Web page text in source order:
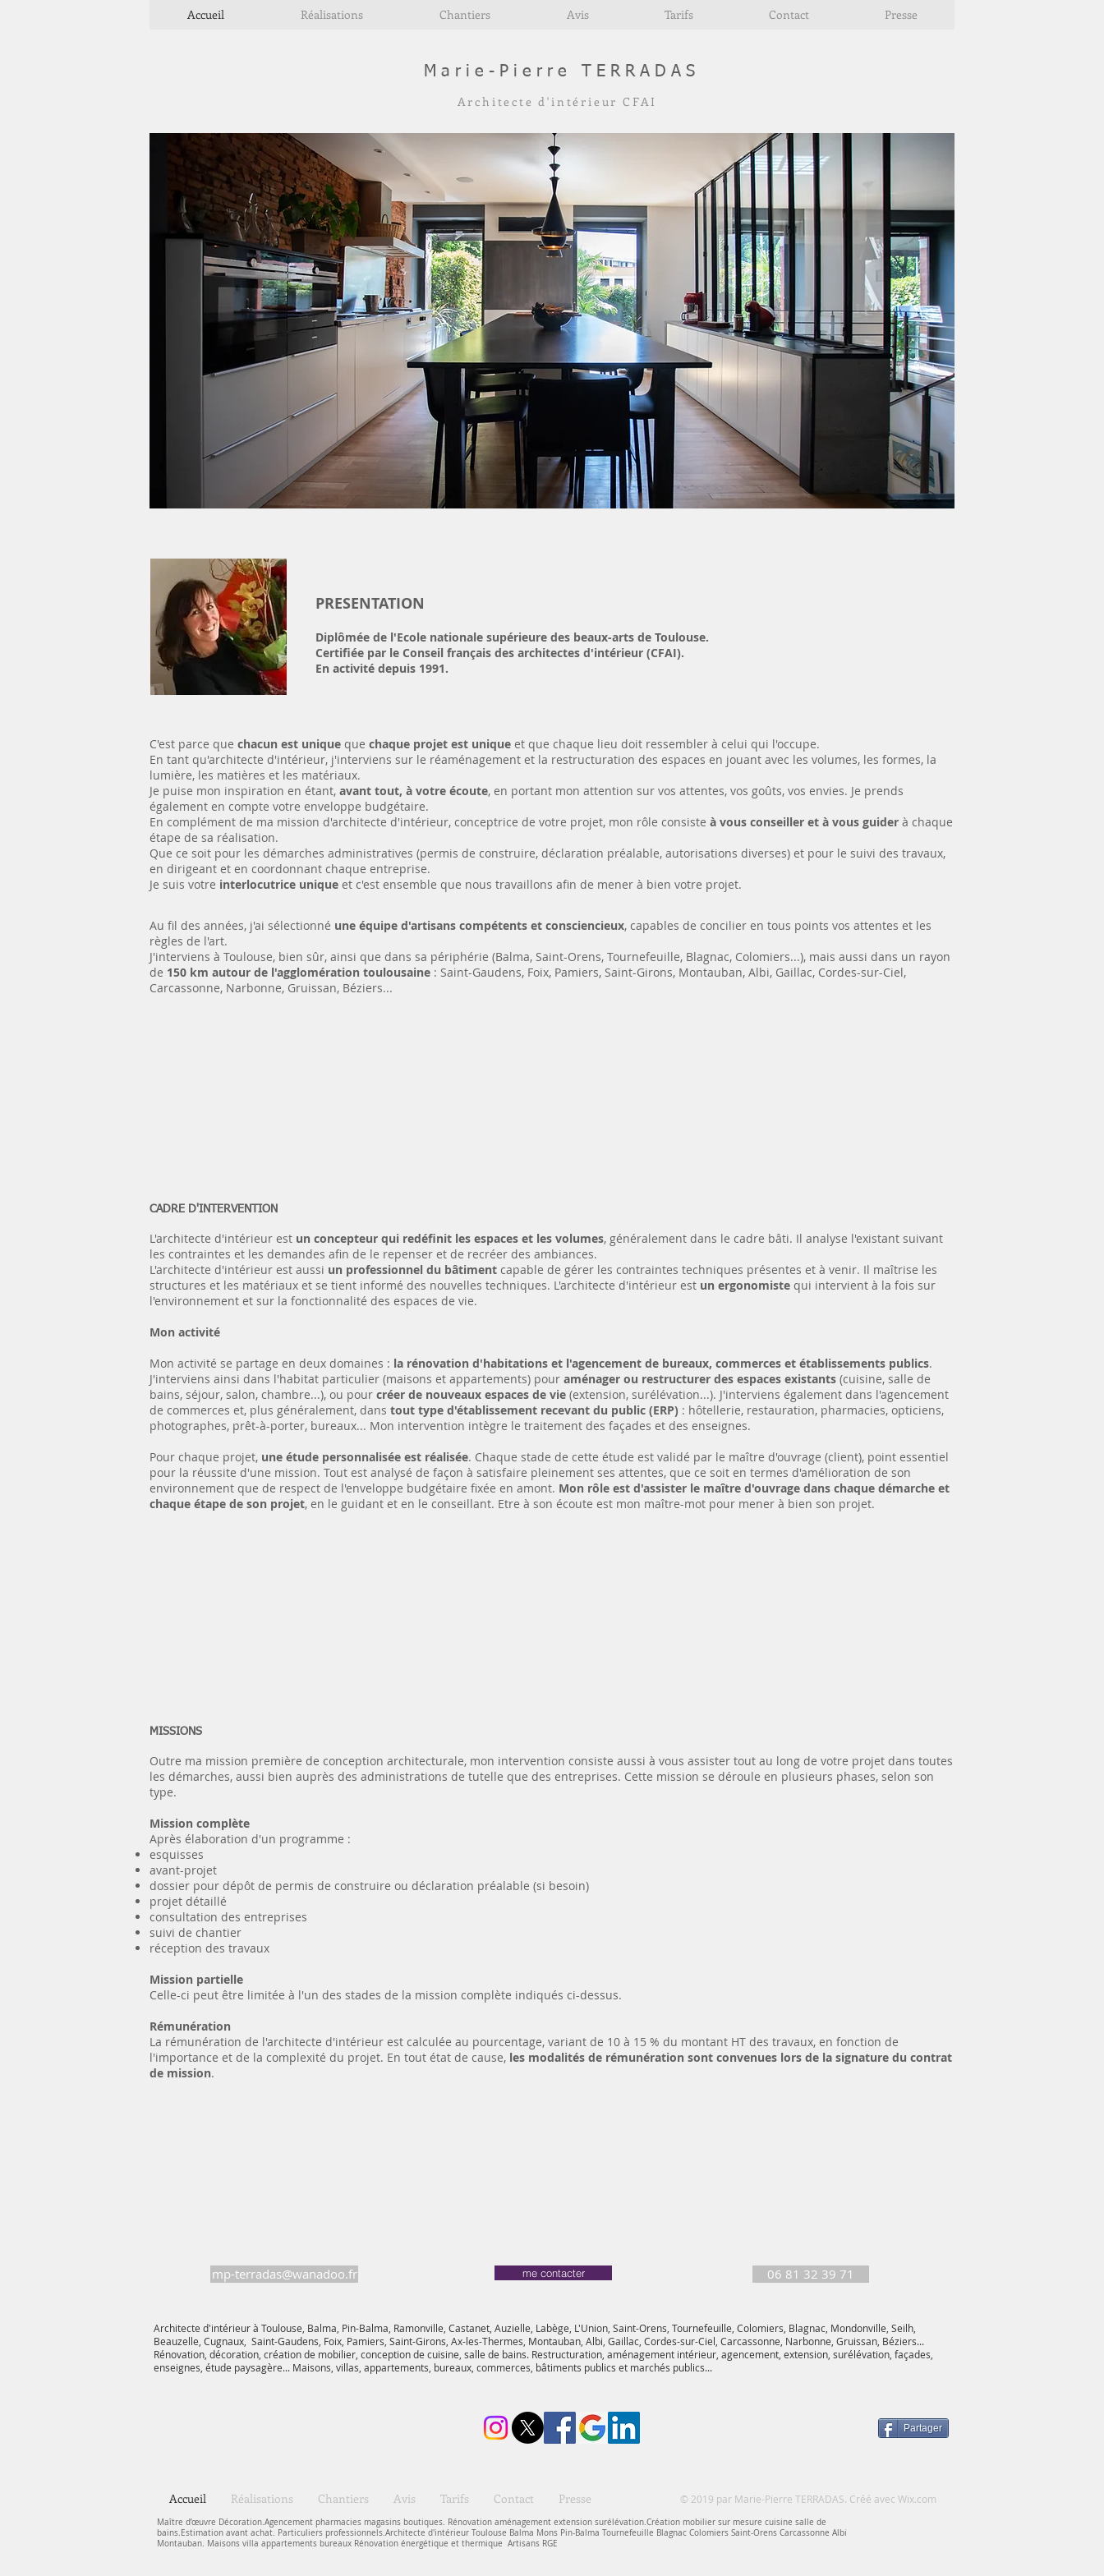
Accueil Réalisations Chantiers Avis Tarifs Contact Presse
Marie-Pierre TERRADAS
Architecte d'intérieur CFAI
PRESENTATION
Diplômée de l'Ecole nationale supérieure des beaux-arts de Toulouse.
Certifiée par le Conseil français des architectes d'intérieur (CFAI).
En activité depuis 1991.
C'est parce que chacun est unique que chaque projet est unique et que chaque lieu doit ressembler à celui qui l'occupe.
En tant qu'architecte d'intérieur, j'interviens sur le réaménagement et la restructuration des espaces en jouant avec les volumes, les formes, la
lumière, les matières et les matériaux.
Je puise mon inspiration en étant, avant tout, à votre écoute, en portant mon attention sur vos attentes, vos goûts, vos envies. Je prends
également en compte votre enveloppe budgétaire.
En complément de ma mission d'architecte d'intérieur, conceptrice de votre projet, mon rôle consiste à vous conseiller et à vous guider à chaque
étape de sa réalisation.
Que ce soit pour les démarches administratives (permis de construire, déclaration préalable, autorisations diverses) et pour le suivi des travaux,
en dirigeant et en coordonnant chaque entreprise.
Je suis votre interlocutrice unique et c'est ensemble que nous travaillons afin de mener à bien votre projet.
Au fil des années, j'ai sélectionné une équipe d'artisans compétents et consciencieux, capables de concilier en tous points vos attentes et les
règles de l'art.
J'interviens à Toulouse, bien sûr, ainsi que dans sa périphérie (Balma, Saint-Orens, Tournefeuille, Blagnac, Colomiers...), mais aussi dans un rayon
de 150 km autour de l'agglomération toulousaine : Saint-Gaudens, Foix, Pamiers, Saint-Girons, Montauban, Albi, Gaillac, Cordes-sur-Ciel,
Carcassonne, Narbonne, Gruissan, Béziers...
CADRE D'INTERVENTION
L'architecte d'intérieur est un concepteur qui redéfinit les espaces et les volumes, généralement dans le cadre bâti. Il analyse l'existant suivant
les contraintes et les demandes afin de le repenser et de recréer des ambiances.
L'architecte d'intérieur est aussi un professionnel du bâtiment capable de gérer les contraintes techniques présentes et à venir. Il maîtrise les
structures et les matériaux et se tient informé des nouvelles techniques. L'architecte d'intérieur est un ergonomiste qui intervient à la fois sur
l'environnement et sur la fonctionnalité des espaces de vie.
Mon activité
Mon activité se partage en deux domaines : la rénovation d'habitations et l'agencement de bureaux, commerces et établissements publics.
J'interviens ainsi dans l'habitat particulier (maisons et appartements) pour aménager ou restructurer des espaces existants (cuisine, salle de
bains, séjour, salon, chambre...), ou pour créer de nouveaux espaces de vie (extension, surélévation...). J'interviens également dans l'agencement
de commerces et, plus généralement, dans tout type d'établissement recevant du public (ERP) : hôtellerie, restauration, pharmacies, opticiens,
photographes, prêt-à-porter, bureaux... Mon intervention intègre le traitement des façades et des enseignes.
Pour chaque projet, une étude personnalisée est réalisée. Chaque stade de cette étude est validé par le maître d'ouvrage (client), point essentiel
pour la réussite d'une mission. Tout est analysé de façon à satisfaire pleinement ses attentes, que ce soit en termes d'amélioration de son
environnement que de respect de l'enveloppe budgétaire fixée en amont. Mon rôle est d'assister le maître d'ouvrage dans chaque démarche et
chaque étape de son projet, en le guidant et en le conseillant. Etre à son écoute est mon maître-mot pour mener à bien son projet.
MISSIONS
Outre ma mission première de conception architecturale, mon intervention consiste aussi à vous assister tout au long de votre projet dans toutes
les démarches, aussi bien auprès des administrations de tutelle que des entreprises. Cette mission se déroule en plusieurs phases, selon son
type.
Mission complète
Après élaboration d'un programme :
esquisses
avant-projet
dossier pour dépôt de permis de construire ou déclaration préalable (si besoin)
projet détaillé
consultation des entreprises
suivi de chantier
réception des travaux
Mission partielle
Celle-ci peut être limitée à l'un des stades de la mission complète indiqués ci-dessus.
Rémunération
La rémunération de l'architecte d'intérieur est calculée au pourcentage, variant de 10 à 15 % du montant HT des travaux, en fonction de
l'importance et de la complexité du projet. En tout état de cause, les modalités de rémunération sont convenues lors de la signature du contrat
de mission.
mp-terradas@wanadoo.fr me contacter 06 81 32 39 71
Architecte d'intérieur à Toulouse, Balma, Pin-Balma, Ramonville, Castanet, Auzielle, Labège, L'Union, Saint-Orens, Tournefeuille, Colomiers, Blagnac, Mondonville, Seilh,
Beauzelle, Cugnaux, Saint-Gaudens, Foix, Pamiers, Saint-Girons, Ax-les-Thermes, Montauban, Albi, Gaillac, Cordes-sur-Ciel, Carcassonne, Narbonne, Gruissan, Béziers...
Rénovation, décoration, création de mobilier, conception de cuisine, salle de bains. Restructuration, aménagement intérieur, agencement, extension, surélévation, façades,
enseignes, étude paysagère... Maisons, villas, appartements, bureaux, commerces, bâtiments publics et marchés publics...
Partager
Accueil Réalisations Chantiers Avis Tarifs Contact Presse © 2019 par Marie-Pierre TERRADAS. Créé avec Wix.com
Maître d’œuvre Décoration.Agencement pharmacies magasins boutiques. Rénovation aménagement extension surélévation.Création mobilier sur mesure cuisine salle de
bains.Estimation avant achat. Particuliers professionnels.Architecte d'intérieur Toulouse Balma Mons Pin-Balma Tournefeuille Blagnac Colomiers Saint-Orens Carcassonne Albi
Montauban. Maisons villa appartements bureaux Rénovation énergétique et thermique Artisans RGE